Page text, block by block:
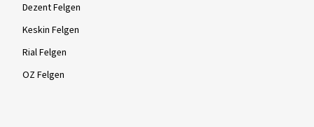
Dezent Felgen
Keskin Felgen
Rial Felgen
OZ Felgen